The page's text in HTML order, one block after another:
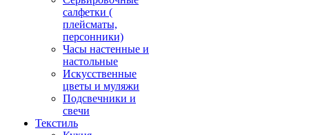
салфетки (
плейсматы,
персонники)
Часы настенные и
настольные
Искусственные
цветы и муляжи
Подсвечники и
свечи
Текстиль